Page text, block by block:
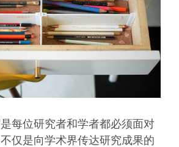
每位研究者和学者都必须面对
仅是向学术界传达研究成果的